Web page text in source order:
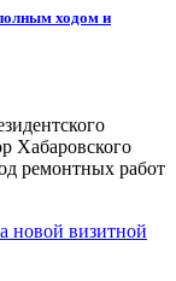
ходом и
Хабаровского
ремонтных работ